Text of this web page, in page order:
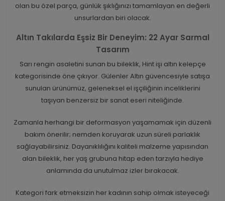
olan bu özel parça, günlük şıklığınızı tamamlayan en değerli
unsurlardan biri olacak.
Altın Takılarda Eşsiz Bir Deneyim: 22 Ayar Sarmal
Tasarım
Sarı rengin asaletini sunan bu bileklik, Hint işi altın kelepçe
kategorisinde öne çıkıyor. Gülenler Altın güvencesiyle satışa
sunulan ürünümüz, geleneksel el işçiliğinin inceliklerini
taşıyan benzersiz bir sanat eseri niteliğinde.
Zamanla herhangi bir deformasyon yaşamamak için düzenli
bakım önerilir; nemden koruyarak uzun süreli parlaklık
sağlayabilirsiniz. Dayanıklılığını kaliteli malzeme yapısından
alan bileklik, her yaş grubuna hitap eden tarzıyla hediye
anlamında da unutulmaz izler bırakacak.
Kategori fark etmeksizin her kadının sahip olmak isteyeceği